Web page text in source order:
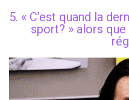
5. « C’est quand la
sport? » alors